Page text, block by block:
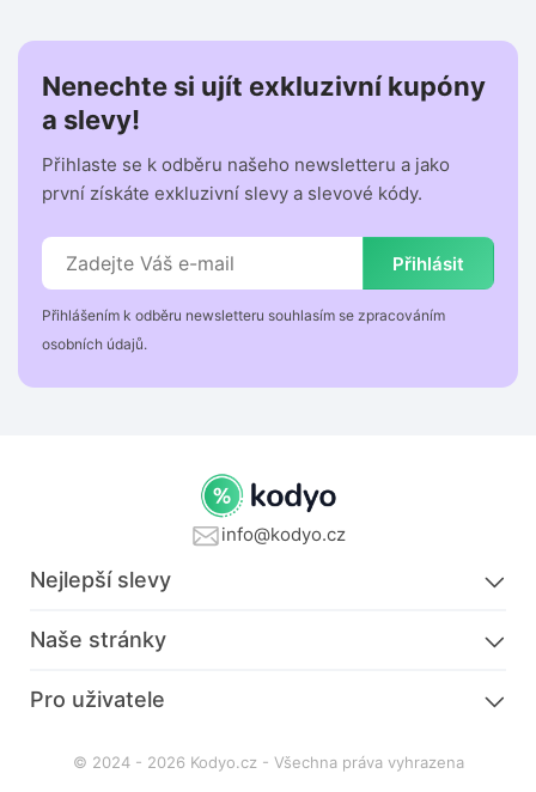
Nenechte si ujít exkluzivní kupóny
a slevy!
Přihlaste se k odběru našeho newsletteru a jako
první získáte exkluzivní slevy a slevové kódy.
Přihlásit
Přihlášením k odběru newsletteru souhlasím se zpracováním
osobních údajů.
info@kodyo.cz
Nejlepší slevy
Naše stránky
Pro uživatele
© 2024 - 2026 Kodyo.cz - Všechna práva vyhrazena